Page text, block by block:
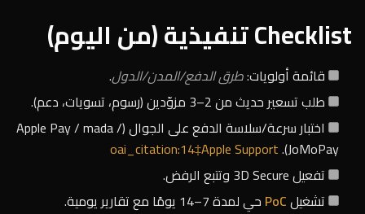
Checklist تنفيذية (من اليوم)
قائمة أولويات:طرق الدفع/المدن/الدول.
طلب تسعير حديث من 2–3 مزوّدين (رسوم، تسويات، دعم).
اختبار سرعة/سلاسة الدفع على الجوال (Apple Pay / mada /
JoMoPay).
oai_citation:14‡Apple Support
تفعيل 3D Secure وتتبع الرفض.
تشغيلPoC حي لمدة 7–14 يومًا مع تقارير يومية.